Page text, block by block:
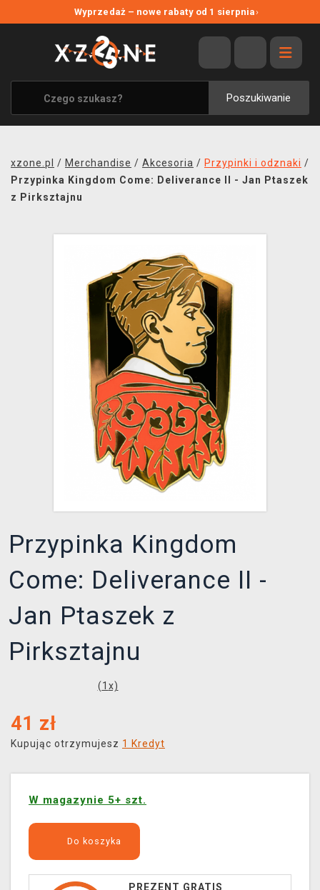
Wyprzedaż – nowe rabaty od 1 sierpnia›
Poszukiwanie
WYPRZEDAŻ
WSZYSTKIE MARKI
XZONE ORIGINALS
UBRANIA I AKCESORIA
SOUNDTRACKI
TRANSPORT
XZONE KLUB
xzone.pl / Merchandise / Akcesoria / Przypinki i odznaki /
Przypinka Kingdom Come: Deliverance II - Jan Ptaszek
z Pirksztajnu
Przypinka Kingdom
Come: Deliverance II -
Jan Ptaszek z
Pirksztajnu
(1 x)
41 zł
Kupując otrzymujesz 1 Kredyt
W magazynie 5+ szt.
Do koszyka
PREZENT GRATIS